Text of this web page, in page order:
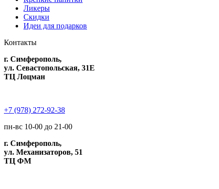
Ликеры
Скидки
Идеи для подарков
Контакты
г. Симферополь,
ул. Севастопольская, 31Е
ТЦ Лоцман
+7 (978) 272-92-38
пн-вс 10-00 до 21-00
г. Симферополь,
ул. Механизаторов, 51
ТЦ ФМ